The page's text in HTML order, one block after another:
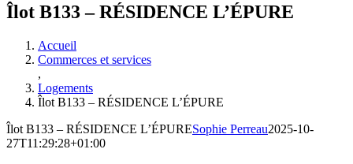
Îlot B133 – RÉSIDENCE L’ÉPURE
Accueil
Commerces et services
,
Logements
Îlot B133 – RÉSIDENCE L’ÉPURE
Îlot B133 – RÉSIDENCE L’ÉPURESophie Perreau2025-10-
27T11:29:28+01:00